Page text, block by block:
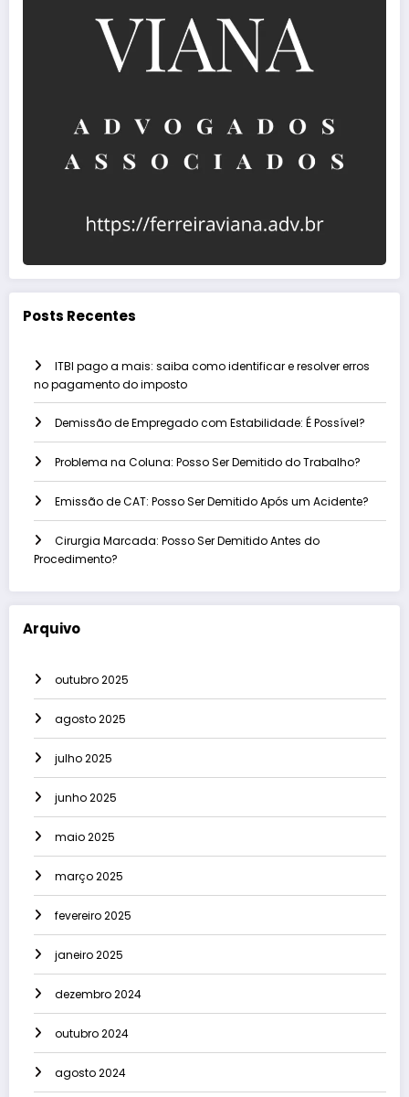
Posts Recentes
ITBI pago a mais: saiba como identificar e resolver erros
no pagamento do imposto
Demissão de Empregado com Estabilidade: É Possível?
Problema na Coluna: Posso Ser Demitido do Trabalho?
Emissão de CAT: Posso Ser Demitido Após um Acidente?
Cirurgia Marcada: Posso Ser Demitido Antes do
Procedimento?
Arquivo
outubro 2025
agosto 2025
julho 2025
junho 2025
maio 2025
março 2025
fevereiro 2025
janeiro 2025
dezembro 2024
outubro 2024
agosto 2024